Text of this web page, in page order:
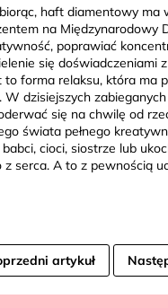
haft diamentowy ma
na Międzynarodowy
poprawiać
się doświadczeniami
forma relaksu, która ma
W dzisiejszych
się na chwilę od
świata pełnego
cioci, siostrze lub
z serca. A to z pewnością
artykuł